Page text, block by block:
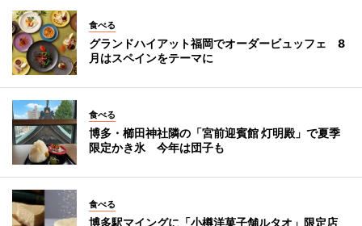
食べる
グランドハイアット福岡でオーダービュッフェ 8
月はスペインをテーマに
食べる
博多・櫛田神社隣の「宮前迎賓館 灯明殿」で夏季
限定かき氷 今年は団子も
食べる
博多駅マイングに「小樽洋菓子舗ルタオ」限定店